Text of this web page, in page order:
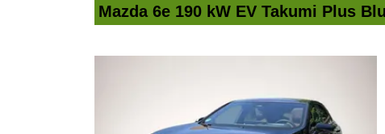
Mazda 6e 190 kW EV Takumi Plus